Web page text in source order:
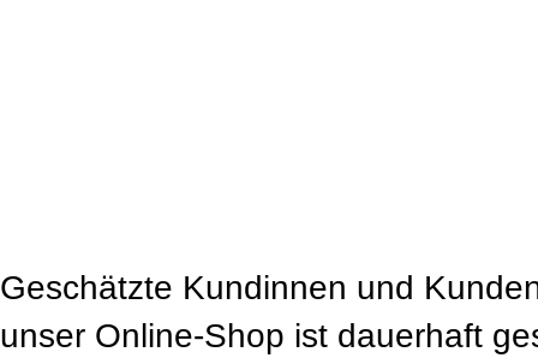
Geschätzte Kundinnen und
unser Online-Shop ist dauerhaft